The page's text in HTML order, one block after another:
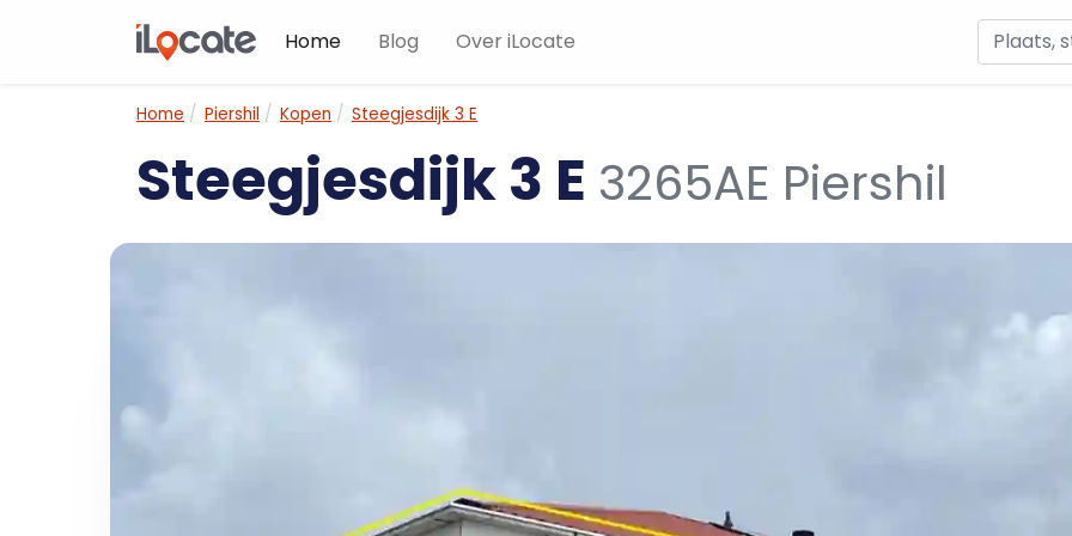
Home Blog Over iLocate
Home Piershil Kopen Steegjesdijk 3 E
Steegjesdijk 3 E 3265AE Piershil